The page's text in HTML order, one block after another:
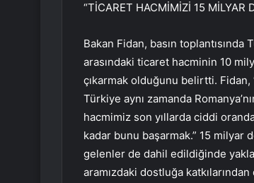
“TİCARET HACMİMİZİ 15 MİLYAR
Bakan Fidan, basın
arasındaki ticaret hacminin 10
çıkarmak olduğunu belirtti. Fidan,
Türkiye aynı zamanda
hacmimiz son yıllarda ciddi
kadar bunu başarmak.” 15 milyar
gelenler de dahil edildiğinde
aramızdaki dostluğa